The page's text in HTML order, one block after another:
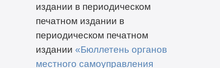
издании в периодическом
печатном издании в
периодическом печатном
издании «Бюллетень органов
местного самоуправления